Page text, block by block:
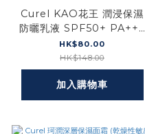
Curel KAO花王 潤浸保濕
防曬乳液 SPF50+ PA+++
60ml （平行進口）
HK$80.00
HK$148.00
加入購物車